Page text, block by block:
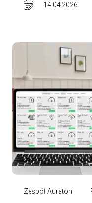
14.04.2026
Zespół Auraton